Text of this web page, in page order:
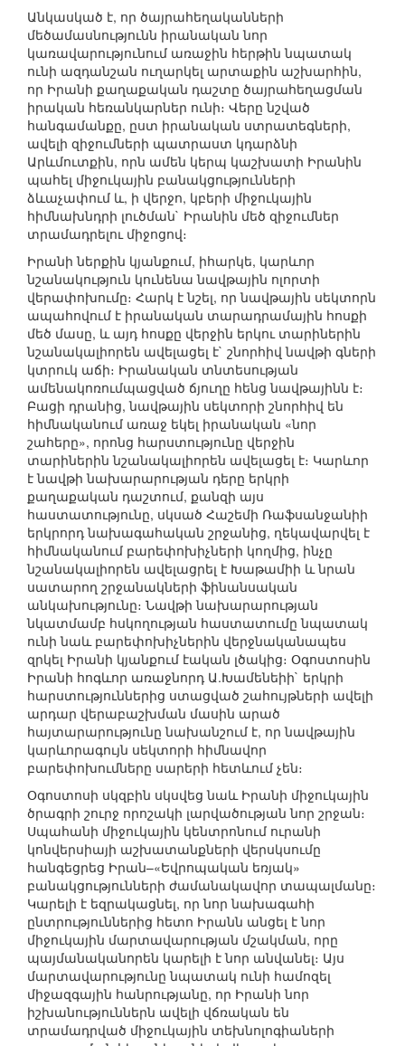
Անկասկած է, որ ծայրահեղականների
մեծամասնությունն իրանական նոր
կառավարությունում առաջին հերթին նպատակ
ունի ազդանշան ուղարկել արտաքին աշխարհին,
որ Իրանի քաղաքական դաշտը ծայրահեղացման
իրական հեռանկարներ ունի։ Վերը նշված
հանգամանքը, ըստ իրանական ստրատեգների,
ավելի զիջումների պատրաստ կդարձնի
Արևմուտքին, որն ամեն կերպ կաշխատի Իրանին
պահել միջուկային բանակցությունների
ձևաչափում և, ի վերջո, կբերի միջուկային
հիմնախնդրի լուծման` Իրանին մեծ զիջումներ
տրամադրելու միջոցով։
Իրանի ներքին կյանքում, իհարկե, կարևոր
նշանակություն կունենա նավթային ոլորտի
վերափոխումը։ Հարկ է նշել, որ նավթային սեկտորն
ապահովում է իրանական տարադրամային հոսքի
մեծ մասը, և այդ հոսքը վերջին երկու տարիներին
նշանակալիորեն ավելացել է` շնորհիվ նավթի գների
կտրուկ աճի։ Իրանական տնտեսության
ամենակոռումպացված ճյուղը հենց նավթայինն է։
Բացի դրանից, նավթային սեկտորի շնորհիվ են
հիմնականում առաջ եկել իրանական «նոր
շահերը», որոնց հարստությունը վերջին
տարիներին նշանակալիորեն ավելացել է։ Կարևոր
է նավթի նախարարության դերը երկրի
քաղաքական դաշտում, քանզի այս
հաստատությունը, սկսած Հաշեմի Ռաֆսանջանիի
երկրորդ նախագահական շրջանից, ղեկավարվել է
հիմնականում բարեփոխիչների կողմից, ինչը
նշանակալիորեն ավելացրել է Խաթամիի և նրան
սատարող շրջանակների ֆինանսական
անկախությունը։ Նավթի նախարարության
նկատմամբ հսկողության հաստատումը նպատակ
ունի նաև բարեփոխիչներին վերջնականապես
զրկել Իրանի կյանքում էական լծակից։ Օգոստոսին
Իրանի հոգևոր առաջնորդ Ա.Խամենեիի` երկրի
հարստություններից ստացված շահույթների ավելի
արդար վերաբաշխման մասին արած
հայտարարությունը նախանշում է, որ նավթային
կարևորագույն սեկտորի հիմնավոր
բարեփոխումները սարերի հետևում չեն։
Օգոստոսի սկզբին սկսվեց նաև Իրանի միջուկային
ծրագրի շուրջ որոշակի լարվածության նոր շրջան։
Սպահանի միջուկային կենտրոնում ուրանի
կոնվերսիայի աշխատանքների վերսկսումը
հանգեցրեց Իրան–«Եվրոպական եռյակ»
բանակցությունների ժամանակավոր տապալմանը։
Կարելի է եզրակացնել, որ նոր նախագահի
ընտրություններից հետո Իրանն անցել է նոր
միջուկային մարտավարության մշակման, որը
պայմանականորեն կարելի է նոր անվանել։ Այս
մարտավարությունը նպատակ ունի համոզել
միջազգային հանրությանը, որ Իրանի նոր
իշխանություններն ավելի վճռական են
տրամադրված միջուկային տեխնոլոգիաների